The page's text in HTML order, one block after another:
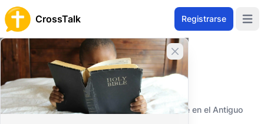
CrossTalk Registrarse
Cerrar banner
Inicio
Archivo de Preguntas
Antiguo Testamento
El Pentateuco (o Torá)
¿Cuáles son los eventos y relatos clave en el Antiguo